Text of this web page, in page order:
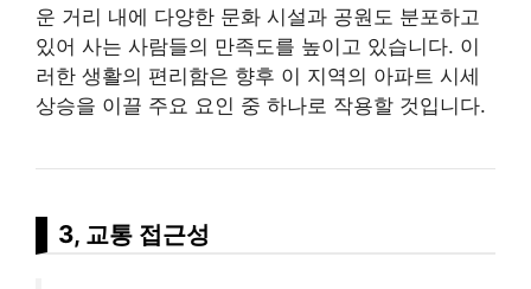
운 거리 내에 다양한 문화 시설과 공원도 분포하고
있어 사는 사람들의 만족도를 높이고 있습니다. 이
러한 생활의 편리함은 향후 이 지역의 아파트 시세
상승을 이끌 주요 요인 중 하나로 작용할 것입니다.
3, 교통 접근성